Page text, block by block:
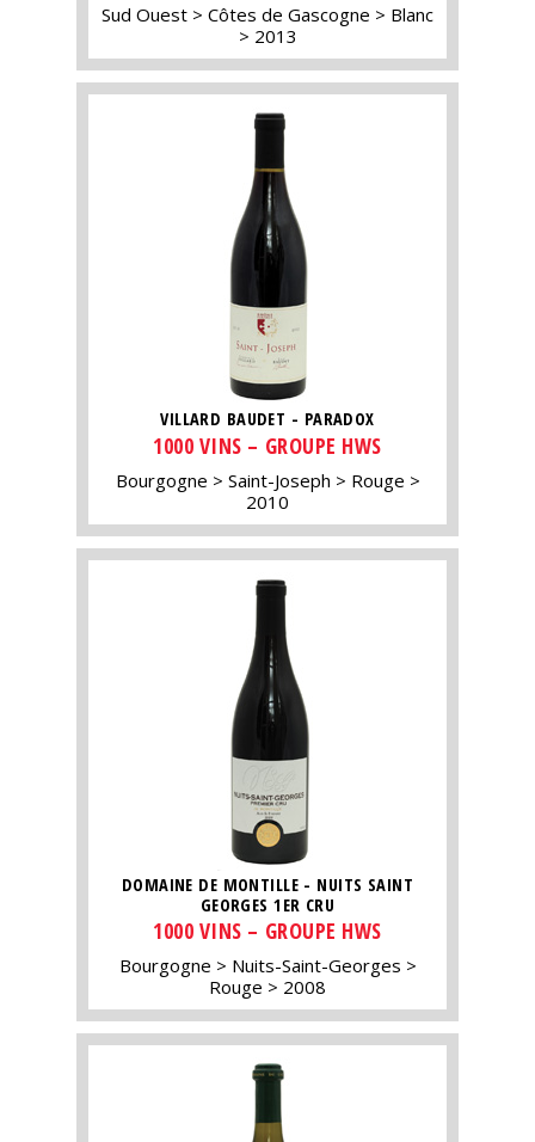
Sud Ouest Côtes de Gascogne
Blanc
2013
VILLARD BAUDET - PARADOX
1000 VINS – GROUPE HWS
Bourgogne Saint-Joseph
Rouge
2010
DOMAINE DE MONTILLE - NUITS SAINT
GEORGES 1ER CRU
1000 VINS – GROUPE HWS
Bourgogne
Nuits-Saint-Georges
Rouge
2008